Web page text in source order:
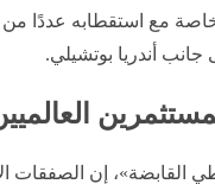
خاصة مع استقطابه عددًا
جانب أندريا بوتشيلي.
إن الصفقات